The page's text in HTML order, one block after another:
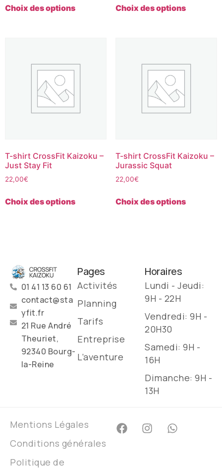
Choix des options Choix des options
T-shirt CrossFit Kaizoku –
Just Stay Fit
22,00€
Choix des options
T-shirt CrossFit Kaizoku –
Jurassic Squat
22,00€
Choix des options
01 41 13 60 61
contact@sta
yfit.fr
21 Rue André
Theuriet,
92340 Bourg-
la-Reine
Pages
Activités
Planning
Tarifs
Entreprise
L’aventure
Horaires
Lundi - Jeudi:
9H - 22H
Vendredi: 9H -
20H30
Samedi: 9H -
16H
Dimanche: 9H -
13H
Mentions Légales
Conditions générales
Politique de